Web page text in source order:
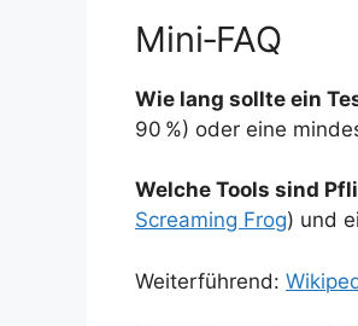
Mini‑FAQ
Wie lang sollte ein
90 %) oder eine
Welche Tools sind
Screaming Frog) und
Weiterführend: